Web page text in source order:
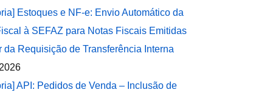
Estoques e NF-e: Envio Automático da
à SEFAZ para Notas Fiscais Emitidas
da Requisição de Transferência Interna
API: Pedidos de Venda – Inclusão de